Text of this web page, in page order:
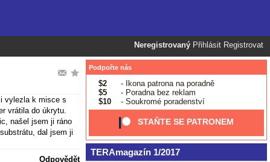
Neregistrovaný Přihlásit Registrovat
vylezla k misce s
vrátila do úkrytu.
našel jsem ji ráno
dal jsem ji
Odpovědět
Podpořte nás
$2
- Ikona patrona na poradně
$5
- Poradna bez reklam
$10
- Soukromé poradenství
STAŇTE SE PATRONEM
TERAmagazín 1/2017